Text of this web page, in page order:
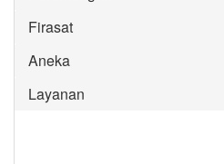
Firasat
Aneka
Layanan